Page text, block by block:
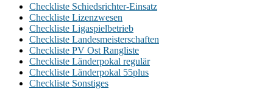
Checkliste Schiedsrichter-Einsatz
Checkliste Lizenzwesen
Checkliste Ligaspielbetrieb
Checkliste Landesmeisterschaften
Checkliste PV Ost Rangliste
Checkliste Länderpokal regulär
Checkliste Länderpokal 55plus
Checkliste Sonstiges